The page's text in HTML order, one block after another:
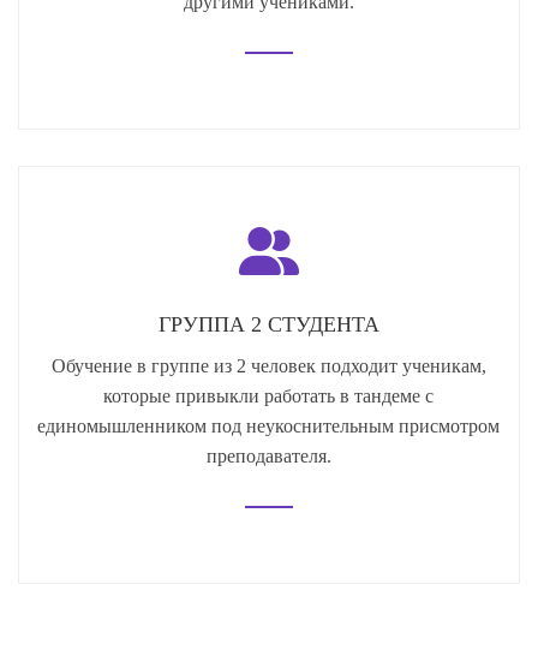
ГРУППА 2 СТУДЕНТА
Обучение в группе из 2 человек подходит ученикам,
которые привыкли работать в тандеме с
единомышленником под неукоснительным присмотром
преподавателя.